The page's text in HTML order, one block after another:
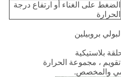
الضغط على الغناء أو ارتفاع درجة
الحرارة